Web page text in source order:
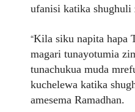
ufanisi katika shughuli
“Kila siku napita hapa
magari tunayotumia
tunachukua muda
kuchelewa katika
amesema Ramadhan.